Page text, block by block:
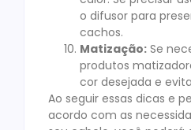
o difusor para
cachos.
Matização: Se
produtos
cor desejada e
Ao seguir essas dicas e
acordo com as